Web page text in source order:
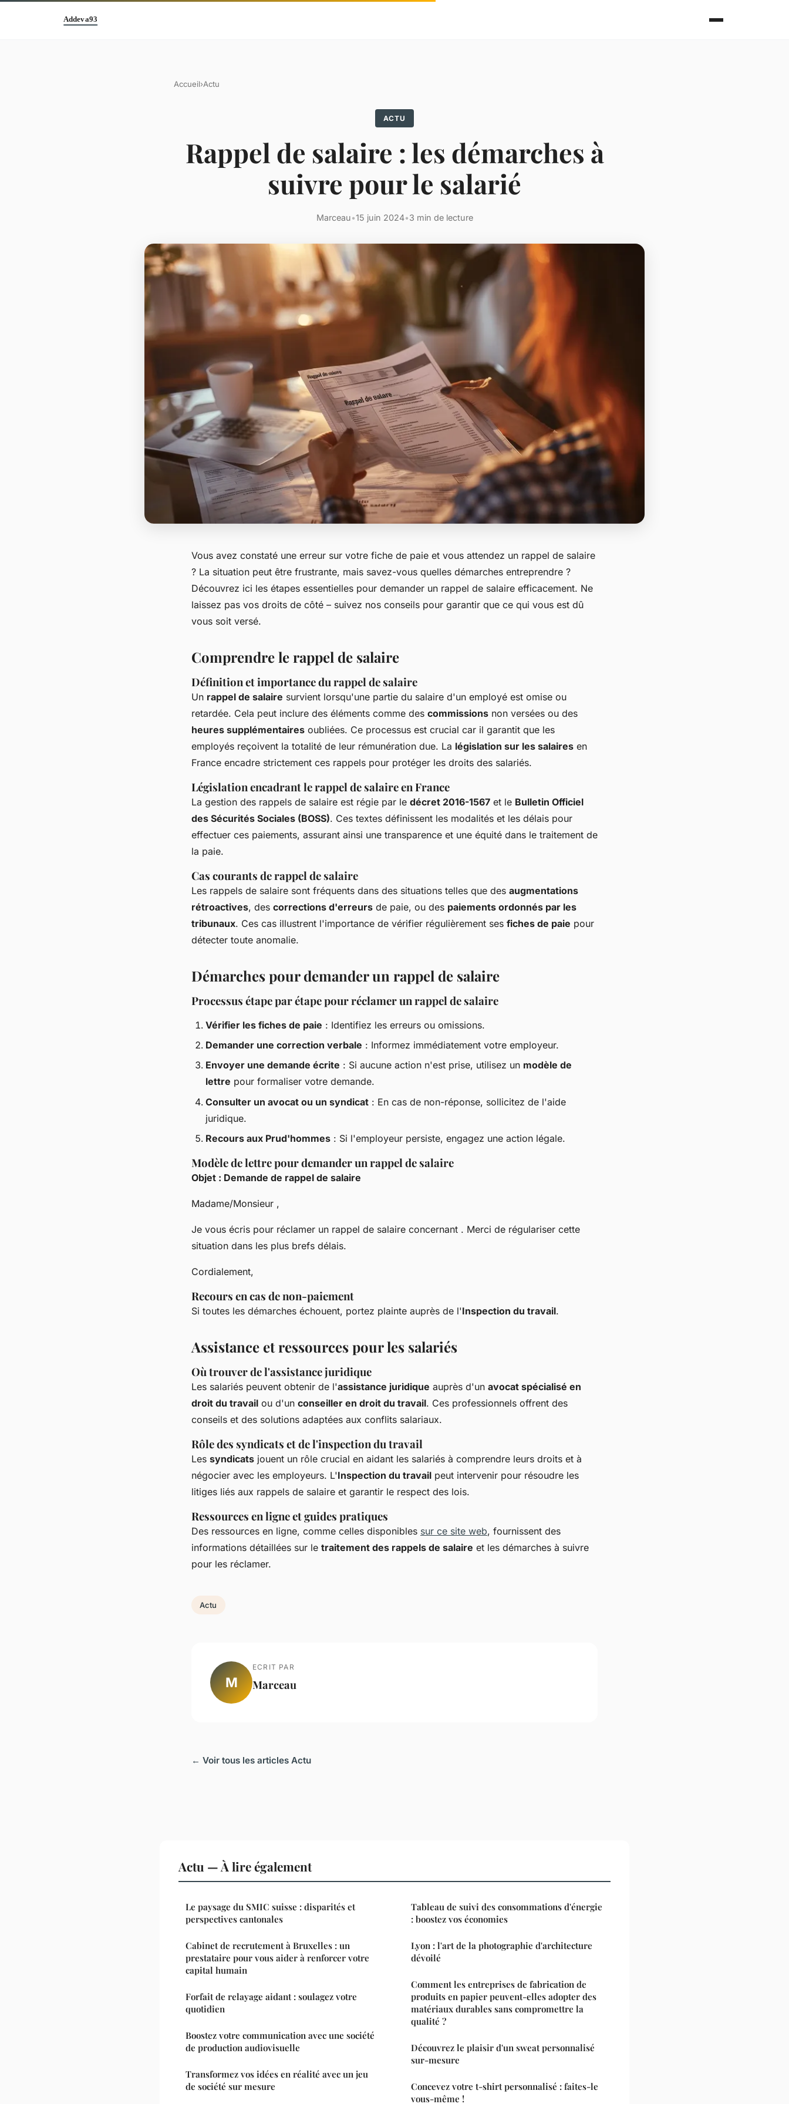
Accueil›Actu
ACTU
Rappel de salaire : les démarches à
suivre pour le salarié
Marceau•15 juin 2024•3 min de lecture
Vous avez constaté une erreur sur votre fiche de paie et vous attendez un rappel de salaire
? La situation peut être frustrante, mais savez-vous quelles démarches entreprendre ?
Découvrez ici les étapes essentielles pour demander un rappel de salaire efficacement. Ne
laissez pas vos droits de côté – suivez nos conseils pour garantir que ce qui vous est dû
vous soit versé.
Comprendre le rappel de salaire
Définition et importance du rappel de salaire
Un rappel de salaire survient lorsqu'une partie du salaire d'un employé est omise ou
retardée. Cela peut inclure des éléments comme des commissions non versées ou des
heures supplémentaires oubliées. Ce processus est crucial car il garantit que les
employés reçoivent la totalité de leur rémunération due. La législation sur les salaires en
France encadre strictement ces rappels pour protéger les droits des salariés.
Législation encadrant le rappel de salaire en France
La gestion des rappels de salaire est régie par le décret 2016-1567 et le Bulletin Officiel
des Sécurités Sociales (BOSS). Ces textes définissent les modalités et les délais pour
effectuer ces paiements, assurant ainsi une transparence et une équité dans le traitement de
la paie.
Cas courants de rappel de salaire
Les rappels de salaire sont fréquents dans des situations telles que des augmentations
rétroactives, des corrections d'erreurs de paie, ou des paiements ordonnés par les
tribunaux. Ces cas illustrent l'importance de vérifier régulièrement ses fiches de paie pour
détecter toute anomalie.
Démarches pour demander un rappel de salaire
Processus étape par étape pour réclamer un rappel de salaire
Vérifier les fiches de paie : Identifiez les erreurs ou omissions.
Demander une correction verbale : Informez immédiatement votre employeur.
Envoyer une demande écrite : Si aucune action n'est prise, utilisez un modèle de
lettre pour formaliser votre demande.
Consulter un avocat ou un syndicat : En cas de non-réponse, sollicitez de l'aide
juridique.
Recours aux Prud'hommes : Si l'employeur persiste, engagez une action légale.
Modèle de lettre pour demander un rappel de salaire
Objet : Demande de rappel de salaire
Madame/Monsieur ,
Je vous écris pour réclamer un rappel de salaire concernant . Merci de régulariser cette
situation dans les plus brefs délais.
Cordialement,
Recours en cas de non-paiement
Si toutes les démarches échouent, portez plainte auprès de l'Inspection du travail.
Assistance et ressources pour les salariés
Où trouver de l'assistance juridique
Les salariés peuvent obtenir de l'assistance juridique auprès d'un avocat spécialisé en
droit du travail ou d'un conseiller en droit du travail. Ces professionnels offrent des
conseils et des solutions adaptées aux conflits salariaux.
Rôle des syndicats et de l'inspection du travail
Les syndicats jouent un rôle crucial en aidant les salariés à comprendre leurs droits et à
négocier avec les employeurs. L'Inspection du travail peut intervenir pour résoudre les
litiges liés aux rappels de salaire et garantir le respect des lois.
Ressources en ligne et guides pratiques
Des ressources en ligne, comme celles disponibles sur ce site web, fournissent des
informations détaillées sur le traitement des rappels de salaire et les démarches à suivre
pour les réclamer.
Actu
M
ECRIT PAR
Marceau
← Voir tous les articles Actu
Actu — À lire également
Le paysage du SMIC suisse : disparités et
perspectives cantonales
Cabinet de recrutement à Bruxelles : un
prestataire pour vous aider à renforcer votre
capital humain
Forfait de relayage aidant : soulagez votre
quotidien
Boostez votre communication avec une société
de production audiovisuelle
Transformez vos idées en réalité avec un jeu
de société sur mesure
Tableau de suivi des consommations d'énergie
: boostez vos économies
Lyon : l'art de la photographie d'architecture
dévoilé
Comment les entreprises de fabrication de
produits en papier peuvent-elles adopter des
matériaux durables sans compromettre la
qualité ?
Découvrez le plaisir d'un sweat personnalisé
sur-mesure
Concevez votre t-shirt personnalisé : faites-le
vous-même !